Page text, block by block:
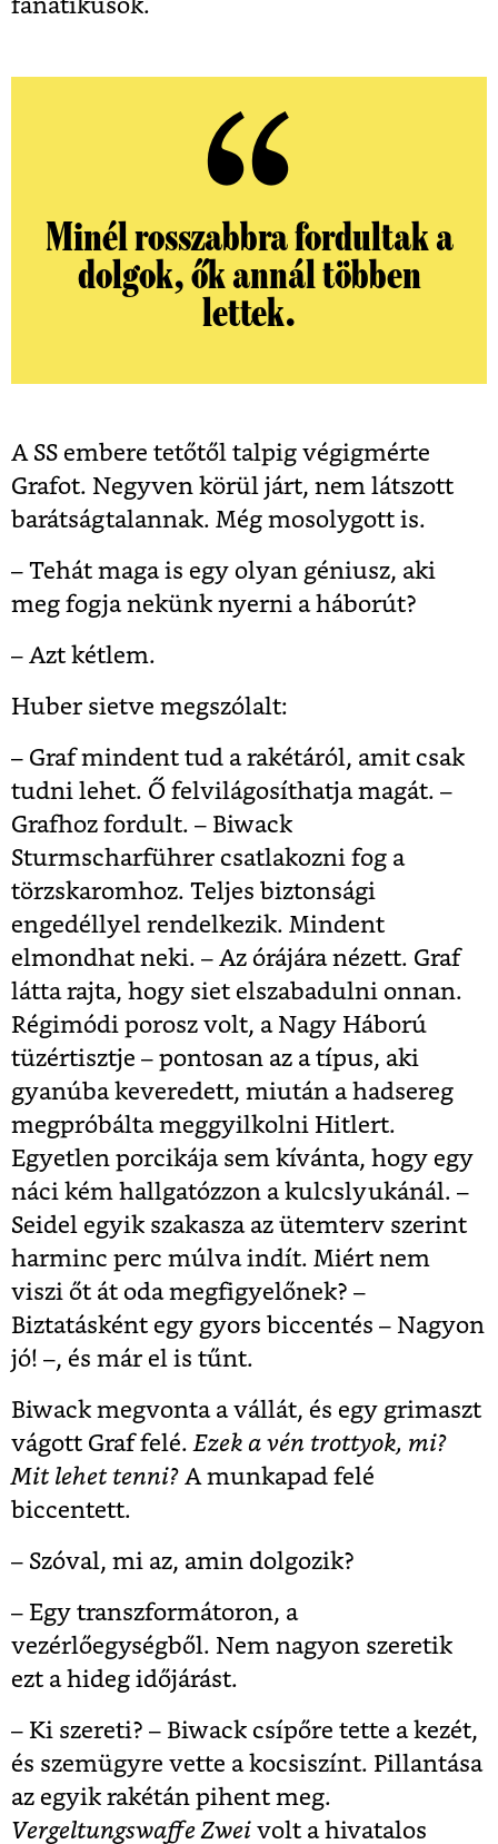
fanatikusok.
Minél rosszabbra fordultak a
dolgok, ők annál többen
lettek.
A SS embere tetőtől talpig végigmérte
Grafot. Negyven körül járt, nem látszott
barátságtalannak. Még mosolygott is.
– Tehát maga is egy olyan géniusz, aki
meg fogja nekünk nyerni a háborút?
– Azt kétlem.
Huber sietve megszólalt:
– Graf mindent tud a rakétáról, amit csak
tudni lehet. Ő felvilágosíthatja magát. –
Grafhoz fordult. – Biwack
Sturmscharführer csatlakozni fog a
törzskaromhoz. Teljes biztonsági
engedéllyel rendelkezik. Mindent
elmondhat neki. – Az órájára nézett. Graf
látta rajta, hogy siet elszabadulni onnan.
Régimódi porosz volt, a Nagy Háború
tüzértisztje – pontosan az a típus, aki
gyanúba keveredett, miután a hadsereg
megpróbálta meggyilkolni Hitlert.
Egyetlen porcikája sem kívánta, hogy egy
náci kém hallgatózzon a kulcslyukánál. –
Seidel egyik szakasza az ütemterv szerint
harminc perc múlva indít. Miért nem
viszi őt át oda megfigyelőnek? –
Biztatásként egy gyors biccentés – Nagyon
jó! –, és már el is tűnt.
Biwack megvonta a vállát, és egy grimaszt
vágott Graf felé. Ezek a vén trottyok, mi?
Mit lehet tenni? A munkapad felé
biccentett.
– Szóval, mi az, amin dolgozik?
– Egy transzformátoron, a
vezérlőegységből. Nem nagyon szeretik
ezt a hideg időjárást.
– Ki szereti? – Biwack csípőre tette a kezét,
és szemügyre vette a kocsiszínt. Pillantása
az egyik rakétán pihent meg.
Vergeltungswaffe Zwei volt a hivatalos